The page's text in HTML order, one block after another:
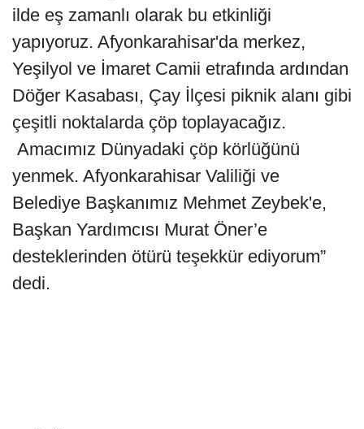
ilde eş zamanlı olarak bu etkinliği
yapıyoruz. Afyonkarahisar'da merkez,
Yeşilyol ve İmaret Camii etrafında ardından
Döğer Kasabası, Çay İlçesi piknik alanı gibi
çeşitli noktalarda çöp toplayacağız.
Amacımız Dünyadaki çöp körlüğünü
yenmek. Afyonkarahisar Valiliği ve
Belediye Başkanımız Mehmet Zeybek'e,
Başkan Yardımcısı Murat Öner’e
desteklerinden ötürü teşekkür ediyorum”
dedi.